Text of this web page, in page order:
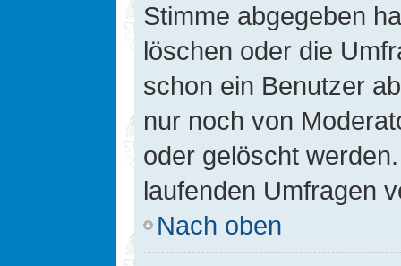
Stimme abgegeben
löschen oder die
schon ein Benutzer
nur noch von
oder gelöscht
laufenden Umfragen
Nach oben